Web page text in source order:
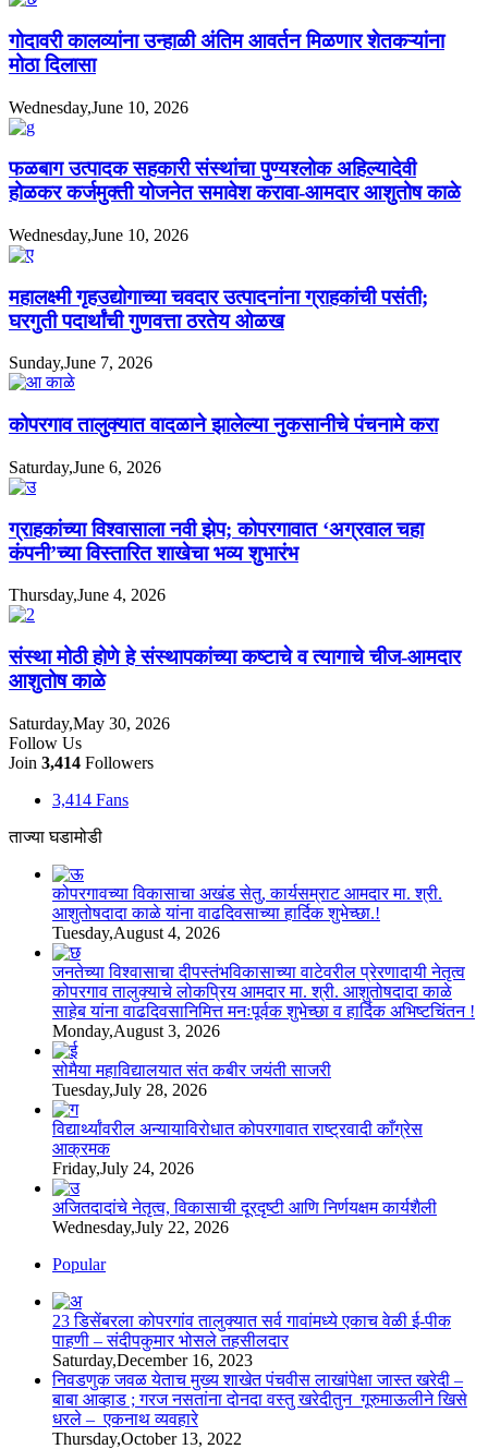
गोदावरी कालव्यांना उन्हाळी अंतिम आवर्तन मिळणार शेतकऱ्यांना
मोठा दिलासा
Wednesday,June 10, 2026
फळबाग उत्पादक सहकारी संस्थांचा पुण्यश्लोक अहिल्यादेवी
होळकर कर्जमुक्ती योजनेत समावेश करावा-आमदार आशुतोष काळे
Wednesday,June 10, 2026
महालक्ष्मी गृहउद्योगाच्या चवदार उत्पादनांना ग्राहकांची पसंती;
घरगुती पदार्थांची गुणवत्ता ठरतेय ओळख
Sunday,June 7, 2026
कोपरगाव तालुक्यात वादळाने झालेल्या नुकसानीचे पंचनामे करा
Saturday,June 6, 2026
ग्राहकांच्या विश्वासाला नवी झेप; कोपरगावात ‘अग्रवाल चहा
कंपनी’च्या विस्तारित शाखेचा भव्य शुभारंभ
Thursday,June 4, 2026
संस्था मोठी होणे हे संस्थापकांच्या कष्टाचे व त्यागाचे चीज-आमदार
आशुतोष काळे
Saturday,May 30, 2026
Follow Us
Join 3,414 Followers
3,414 Fans
ताज्या घडामोडी
कोपरगावच्या विकासाचा अखंड सेतु, कार्यसम्राट आमदार मा. श्री.
आशुतोषदादा काळे यांना वाढदिवसाच्या हार्दिक शुभेच्छा.!
Tuesday,August 4, 2026
जनतेच्या विश्वासाचा दीपस्तंभविकासाच्या वाटेवरील प्रेरणादायी नेतृत्व
कोपरगाव तालुक्याचे लोकप्रिय आमदार मा. श्री. आशुतोषदादा काळे
साहेब यांना वाढदिवसानिमित्त मनःपूर्वक शुभेच्छा व हार्दिक अभिष्टचिंतन !
Monday,August 3, 2026
सोमैया महाविद्यालयात संत कबीर जयंती साजरी
Tuesday,July 28, 2026
विद्यार्थ्यांवरील अन्यायाविरोधात कोपरगावात राष्ट्रवादी काँग्रेस
आक्रमक
Friday,July 24, 2026
अजितदादांचे नेतृत्व, विकासाची दूरदृष्टी आणि निर्णयक्षम कार्यशैली
Wednesday,July 22, 2026
Popular
23 डिसेंबरला कोपरगांव तालुक्‍यात सर्व गावांमध्ये एकाच वेळी ई-पीक
पाहणी – संदीपकुमार भोसले तहसीलदार
Saturday,December 16, 2023
निवडणुक जवळ येताच मुख्य शाखेत पंचवीस लाखांपेक्षा जास्त खरेदी –
बाबा आव्हाड ; गरज नसतांना दोनदा वस्तु खरेदीतुन गूरुमाऊलीने खिसे
धरले – एकनाथ व्यवहारे
Thursday,October 13, 2022